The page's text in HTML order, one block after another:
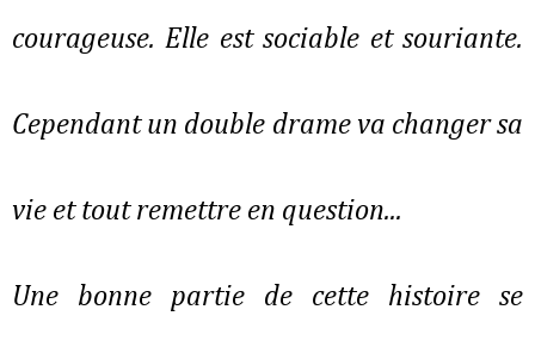
courageuse. Elle est sociable et souriante.
Cependant un double drame va changer sa
vie et tout remettre en question...
Une bonne partie de cette histoire se